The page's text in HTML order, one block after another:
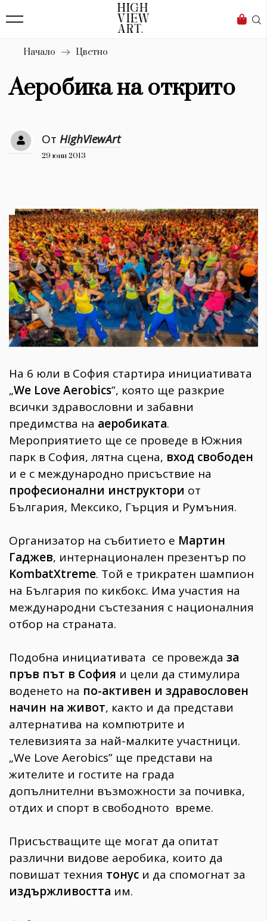
Бизнес
Мода
Dialogue
Изкуство
Красота
Дизайн
1272
Книги 1188
30+ 1970
Гурме 1709
Пътувай
237
Здраве 389
Gentlemen
382
Wellness
1816
ПОСЛЕДВАЙТЕ
Начало Цветно
Аеробика на открито
От HighViewArt
29 юни 2013
На 6 юли в София стартира инициативата
„We Love Aerobics”, която ще разкрие
всички здравословни и забавни
предимства на аеробиката.
Мероприятието ще се проведе в Южния
парк в София, лятна сцена, вход свободен
и е с международно присъствие на
професионални инструктори от
България, Мексико, Гърция и Румъния.
Организатор на събитието е Мартин
Гаджев, интернационален презентър по
KombatXtreme. Той е трикратен шампион
на България по кикбокс. Има участия на
международни състезания с националния
отбор на страната.
Подобна инициативата се провежда за
пръв път в София и цели да стимулира
воденето на по-активен и здравословен
начин на живот, както и да представи
алтернатива на компютрите и
телевизията за най-малките участници.
„We Love Aerobics” ще представи на
жителите и гостите на града
допълнителни възможности за почивка,
отдих и спорт в свободното време.
Присъстващите ще могат да опитат
различни видове аеробика, които да
повишат техния тонус и да спомогнат за
издържливостта им.